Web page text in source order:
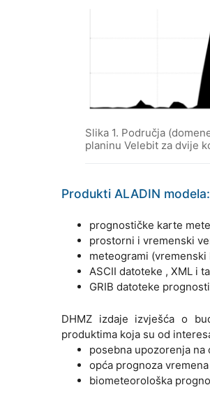
Slika 1. Područja
planinu Velebit za dvije
Produkti ALADIN modela:
prognostičke karte
prostorni i vremenski
meteogrami
ASCII datoteke , XML i
GRIB datoteke
DHMZ izdaje izvješća o
produktima koja su od
posebna upozorenja
opća prognoza vremena
biometeorološka